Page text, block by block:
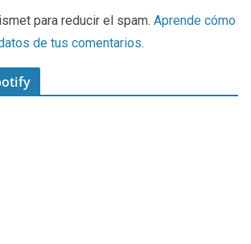
para reducir el spam. Aprende cómo
de tus comentarios.